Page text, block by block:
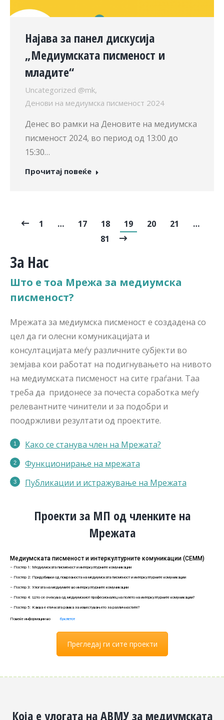
Најава за панел дискусија
„Медиумската писменост и
младите“
Uncategorized @mk,
Денови на медиумска писменост 2024
Денес во рамки на Деновите на медиумска
писменост 2024, во период од 13:00 до
15:30…
Прочитај повеќе
1 … 17 18 19 20 21
…
81
За Нас
Што е тоа Мрежа за медиумска
писменост?
Мрежата за медиумска писменост е создадена со
цел да ги олесни комуникацијата и
консултацијата меѓу различните субјекти во
земјава кои работат на подигнувањето на нивото
на медиумската писменост на сите граѓани. Таа
треба да придонесе за почеста соработка меѓу
релевантните чинители и за подобри и
поодржливи резултати од проектите.
Како се станува член на Мрежата?
Функционирање на мрежата
Публикации и истражување на Мрежата
Проекти за МП од членките на
Мрежата
– Постер 1: Медиумската писменост и интеркултурните комуникации
– Постер 2: Придобивки од поврзаноста на медиумската писменост и интеркултурните комуникации
– Постер 3: Улогата на медиумите во интеркултурните комуникации
– Постер 4: Што се очекува од медиумскиот професионалец на полето на интеркултурните комуникации?
– Постер 5: Каква е етичката рамка за известувањето за различностите?
Медиумската писменост и интеркултурните комуникации (СЕММ)
Повеќе информации во буклетот
Прегледај ги сите проекти
Која е улогата на АВМУ за медиумската